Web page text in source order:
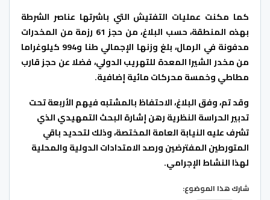
كما مكنت عمليات التفتيش التي باشرتها عناصر الشرطة
بهذه المنطقة، حسب البلاغ، من حجز 61 رزمة من المخدرات
مدفونة في الرمال، بلغ وزنها الإجمالي طنا و994 كيلوغراما
من مخدر الشيرا المعدة للتهريب الدولي، فضلا عن حجز قارب
مطاطي وخمسة محركات مائية إضافية.
وقد تم، وفق البلاغ، الاحتفاظ بالمشتبه فيهم الأربعة تحت
تدبير الحراسة النظرية رهن إشارة البحث التمهيدي الذي
تشرف عليه النيابة العامة المختصة، وذلك لتحديد باقي
المتورطين المفترضين ورصد الامتدادات الدولية والمحلية
لهذا النشاط الإجرامي.
شارك هذا الموضوع: